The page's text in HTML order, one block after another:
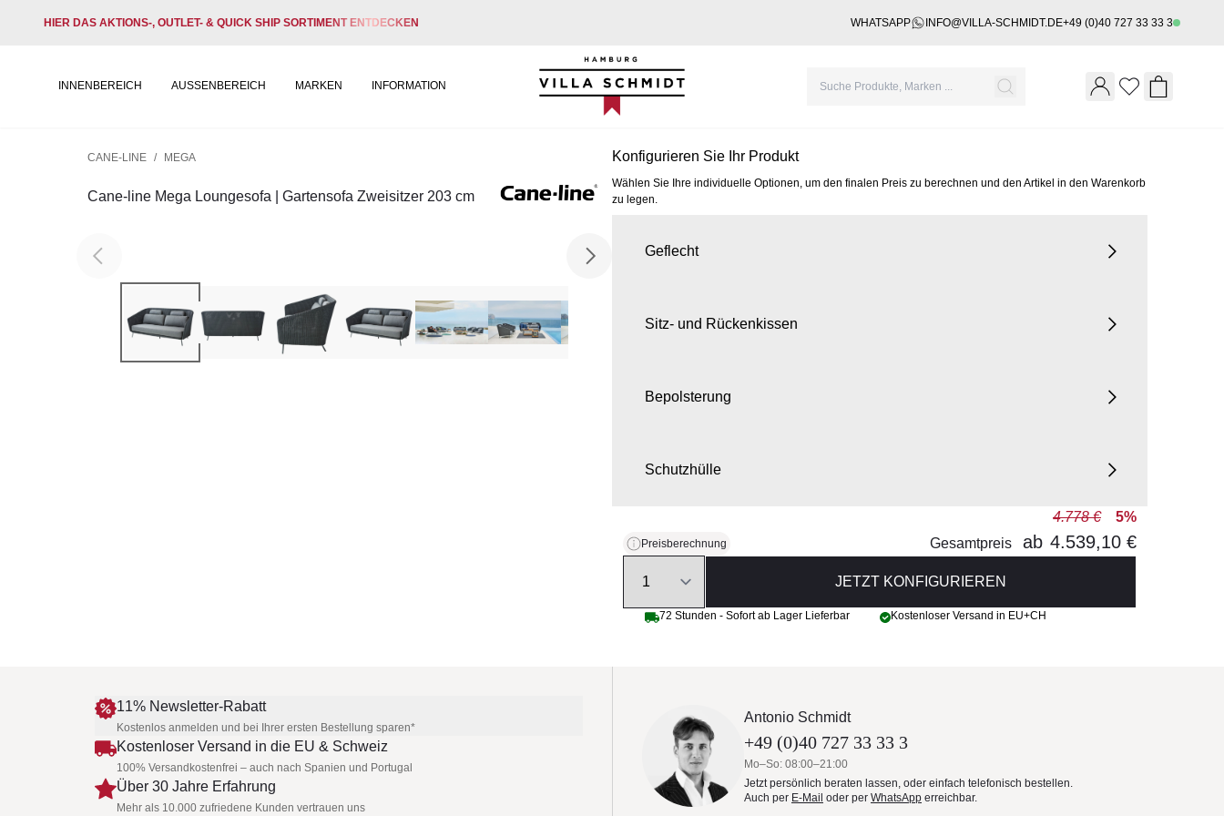
HIER DAS AKTIONS-, OUTLET- & QUICK SHIP SORTIMENT ENTDECKEN WHATSAPP INFO@VILLA-SCHMIDT.DE+49 (0)40 727 33 33 3
INNENBEREICH AUSSENBEREICH MARKEN INFORMATION
Villa Schmidt
Wishlist
CANE-LINE / MEGA
Cane-line Mega Loungesofa | Gartensofa Zweisitzer 203 cm
Konfigurieren Sie Ihr Produkt
Wählen Sie Ihre individuelle Optionen, um den finalen Preis zu berechnen und den Artikel in den Warenkorb
zu legen.
Geflecht
Sitz- und Rückenkissen
Bepolsterung
Schutzhülle
Preisberechnung
4.778 €
5%
Gesamtpreis
ab 4.539,10 €
JETZT KONFIGURIEREN
72 Stunden - Sofort ab Lager Lieferbar Kostenloser Versand in EU+CH
11% Newsletter-Rabatt
Kostenlos anmelden und bei Ihrer ersten Bestellung sparen*
Kostenloser Versand in die EU & Schweiz
100% Versandkostenfrei – auch nach Spanien und Portugal
Über 30 Jahre Erfahrung
Mehr als 10.000 zufriedene Kunden vertrauen uns
Antonio Schmidt
+49 (0)40 727 33 33 3
Mo–So: 08:00–21:00
Jetzt persönlich beraten lassen, oder einfach telefonisch bestellen.
Auch per E-Mail oder per WhatsApp erreichbar.